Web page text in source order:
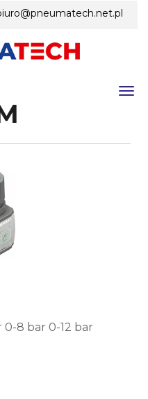
0-8 bar 0-12 bar